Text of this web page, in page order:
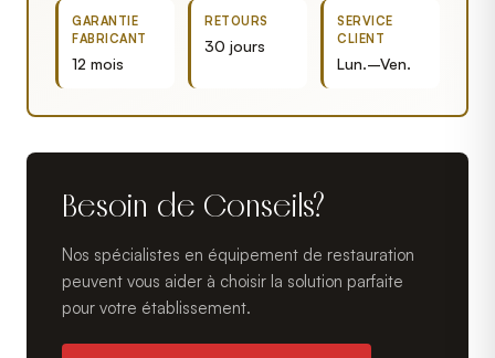
GARANTIE
FABRICANT
12 mois
RETOURS
30 jours
SERVICE
CLIENT
Lun.–Ven.
Besoin de Conseils?
Nos spécialistes en équipement de restauration
peuvent vous aider à choisir la solution parfaite
pour votre établissement.